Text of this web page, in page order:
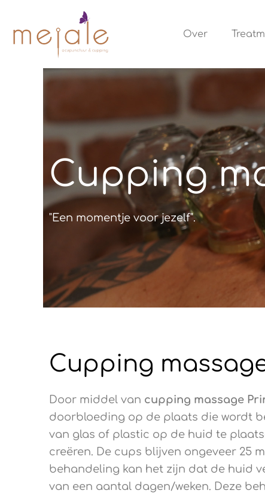
de
Over
Cupping
"Een momentje voor jezelf".
Cupping
Door middel van cupping massage
doorbloeding op de plaats die wordt
van glas of plastic op de huid te
creëren. De cups blijven ongeveer 25
behandeling kan het zijn dat de huid
van een aantal dagen/weken. Deze